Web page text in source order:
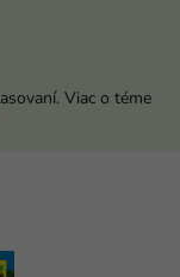
Viac o téme